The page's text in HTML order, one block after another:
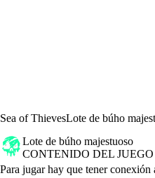
Sea of ThievesLote de búho
Lote de búho majestuoso
CONTENIDO DEL JUEGO
Precio
Available actions
Para jugar hay que tener